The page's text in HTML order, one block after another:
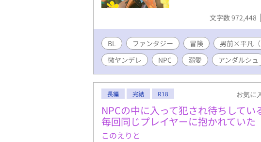
独自の歴史、文化から
は…？」と。モンスタ
室に入り浸り、町から
するNPC達。爆笑しな
で好きなだけ読書をし
バイト（※クエスト）
前傭兵に囲われていた
固定。 ※出会いは結
かるかもです。 ※デス
いです。
文字数 972,448
BL ファンタジー 冒険 男前×平凡（
微ヤンデレ
NPC 溺愛 アンダルシュ
長編 完結 R18 お気に
NPCの中に入って犯され待ちしてい
毎回同じプレイヤーに抱かれていた
このえりと